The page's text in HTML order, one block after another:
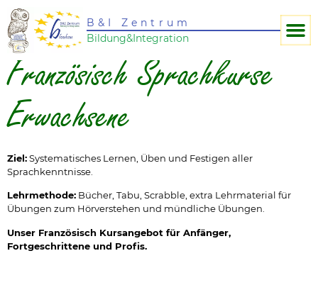
B&I Zentrum
Bildung&Integration
Französisch Sprachkurse
Erwachsene
Ziel:Systematisches Lernen, Üben und Festigen aller
Sprachkenntnisse.
Lehrmethode: Bücher, Tabu, Scrabble, extra Lehrmaterial für
Übungen zum Hörverstehen und mündliche Übungen.
Unser Französisch Kursangebot für Anfänger,
Fortgeschrittene und Profis.